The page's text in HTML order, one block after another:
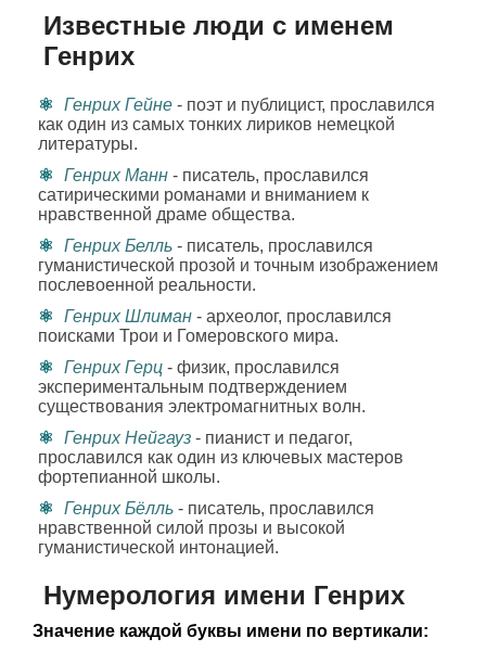
Известные люди с именем
Генрих
Генрих Гейне - поэт и публицист, прославился
как один из самых тонких лириков немецкой
литературы.
Генрих Манн - писатель, прославился
сатирическими романами и вниманием к
нравственной драме общества.
Генрих Белль - писатель, прославился
гуманистической прозой и точным изображением
послевоенной реальности.
Генрих Шлиман - археолог, прославился
поисками Трои и Гомеровского мира.
Генрих Герц - физик, прославился
экспериментальным подтверждением
существования электромагнитных волн.
Генрих Нейгауз - пианист и педагог,
прославился как один из ключевых мастеров
фортепианной школы.
Генрих Бёлль - писатель, прославился
нравственной силой прозы и высокой
гуманистической интонацией.
Нумерология имени Генрих
Значение каждой буквы имени по вертикали: